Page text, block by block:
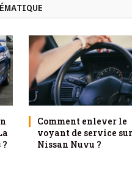
Comment enlever le
voyant de service
Nissan Nuvu ?